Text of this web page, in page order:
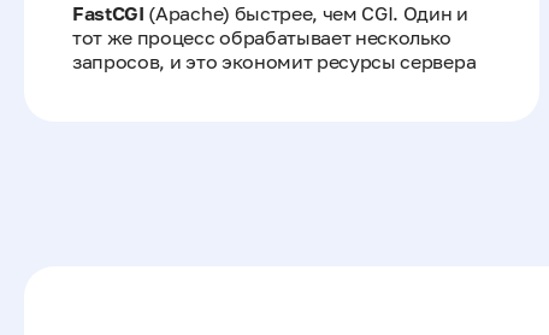
FastCGI (Apache) быстрее, чем CGI. Один и
тот же процесс обрабатывает несколько
запросов, и это экономит ресурсы сервера